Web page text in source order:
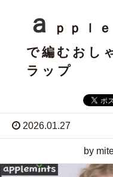
ａ
ｐｐｌ
で編むおし
ラップ
2026.01.27
by